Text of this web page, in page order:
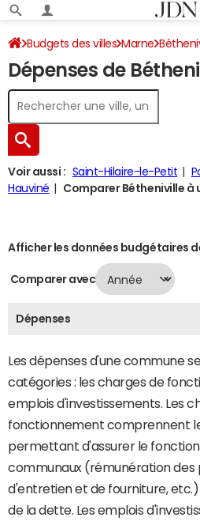
Budgets des villes Marne
Dépenses de
Voir aussi : Saint-Hilaire-le-Petit
Hauviné
Comparer Bétheniville à
Afficher les données budgétaires
Comparer avec
Dépenses
Les dépenses d'une commune
catégories : les charges de
emplois d'investissements. Les
fonctionnement comprennent
permettant d'assurer le
communaux (rémunération des
d'entretien et de fourniture,
de la dette. Les emplois